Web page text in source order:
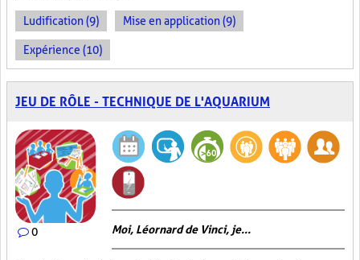
Ludification (9) Mise en application (9)
Expérience (10)
JEU DE RÔLE - TECHNIQUE DE L'AQUARIUM
0 Moi, Léornard de Vinci, je...